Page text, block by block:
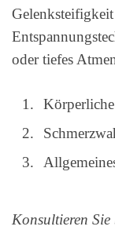
oder tiefes
Konsultieren